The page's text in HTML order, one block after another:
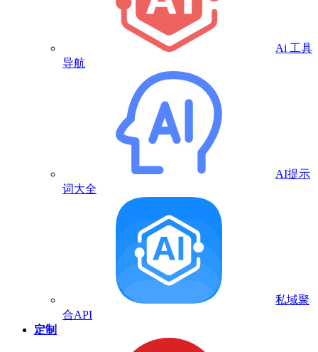
Ai 工具
导航
AI提示
词大全
私域聚
合API
定制